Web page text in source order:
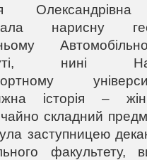
Олександрівна
нарисну
нині
історія –
складний
заступницею
факультету,